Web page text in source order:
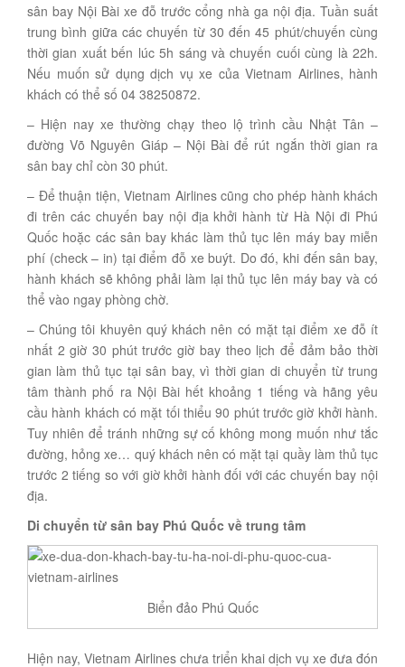
sân bay Nội Bài xe đỗ trước cổng nhà ga nội địa. Tuần suất
trung bình giữa các chuyến từ 30 đến 45 phút/chuyến cùng
thời gian xuất bến lúc 5h sáng và chuyến cuối cùng là 22h.
Nếu muốn sử dụng dịch vụ xe của Vietnam Airlines, hành
khách có thể số 04 38250872.
– Hiện nay xe thường chạy theo lộ trình cầu Nhật Tân –
đường Võ Nguyên Giáp – Nội Bài để rút ngắn thời gian ra
sân bay chỉ còn 30 phút.
– Để thuận tiện, Vietnam Airlines cũng cho phép hành khách
đi trên các chuyến bay nội địa khởi hành từ Hà Nội đi Phú
Quốc hoặc các sân bay khác làm thủ tục lên máy bay miễn
phí (check – in) tại điểm đỗ xe buýt. Do đó, khi đến sân bay,
hành khách sẽ không phải làm lại thủ tục lên máy bay và có
thể vào ngay phòng chờ.
– Chúng tôi khuyên quý khách nên có mặt tại điểm xe đỗ ít
nhất 2 giờ 30 phút trước giờ bay theo lịch để đảm bảo thời
gian làm thủ tục tại sân bay, vì thời gian di chuyển từ trung
tâm thành phố ra Nội Bài hết khoảng 1 tiếng và hãng yêu
cầu hành khách có mặt tối thiểu 90 phút trước giờ khởi hành.
Tuy nhiên để tránh những sự cố không mong muốn như tắc
đường, hỏng xe… quý khách nên có mặt tại quầy làm thủ tục
trước 2 tiếng so với giờ khởi hành đối với các chuyến bay nội
địa.
Di chuyển từ sân bay Phú Quốc về trung tâm
Biển đảo Phú Quốc
Hiện nay, Vietnam Airlines chưa triển khai dịch vụ xe đưa đón